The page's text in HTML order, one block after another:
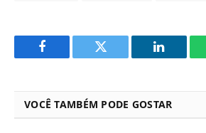
Facebook Twitter LinkedIn
VOCÊ TAMBÉM PODE GOSTAR